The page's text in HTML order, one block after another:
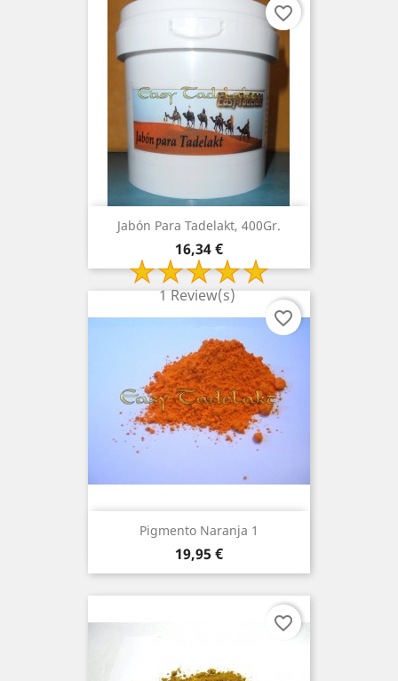
Jabón Para Tadelakt, 400Gr.
Precio
16,34 €
1 Review(s)
favorite_border
Pigmento Naranja 1
Precio
19,95 €
favorite_border
favorite_border